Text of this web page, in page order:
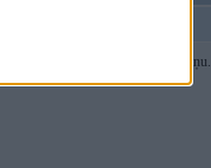
Prātīgākais jau sākt ar vada maiņu.